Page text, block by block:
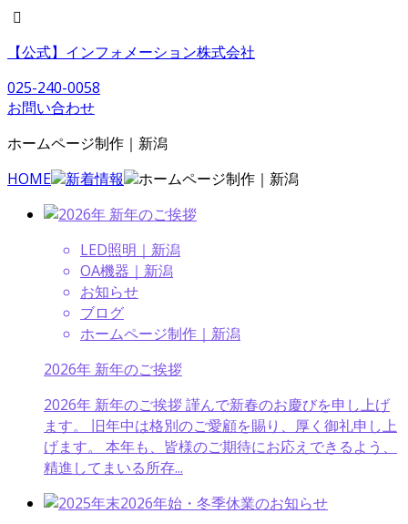
【公式】インフォメーション株式会社
025-240-0058
お問い合わせ
ホームページ制作｜新潟
HOME
新着情報 ホームページ制作｜新潟
LED照明｜新潟
OA機器｜新潟
お知らせ
ブログ
ホームページ制作｜新潟
2026年 新年のご挨拶
2026年 新年のご挨拶 謹んで新春のお慶びを申し上げ
ます。 旧年中は格別のご愛顧を賜り、厚く御礼申し上
げます。 本年も、皆様のご期待にお応えできるよう、
精進してまいる所存...